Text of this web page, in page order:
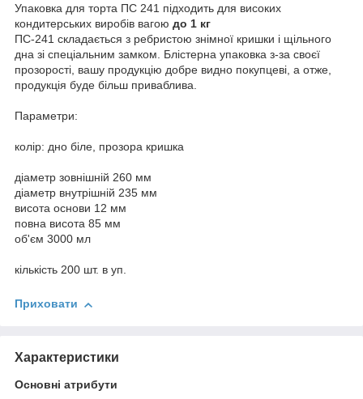
Упаковка для торта ПС 241 підходить для високих
кондитерських виробів вагою до 1 кг
ПС-241 складається з ребристою знімної кришки і щільного
дна зі спеціальним замком. Блістерна упаковка з-за своєї
прозорості, вашу продукцію добре видно покупцеві, а отже,
продукція буде більш приваблива.
Параметри:
колір: дно біле, прозора кришка
діаметр зовнішній 260 мм
діаметр внутрішній 235 мм
висота основи 12 мм
повна висота 85 мм
об'єм 3000 мл
кількість 200 шт. в уп.
Приховати
Характеристики
Основні атрибути